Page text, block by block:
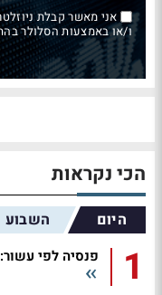
אני מאשר קבלת
ו/או באמצעות הסלולר בהתאם
הכי נקראות
היום השבוע
1 פנסיה לפי עשור: מה